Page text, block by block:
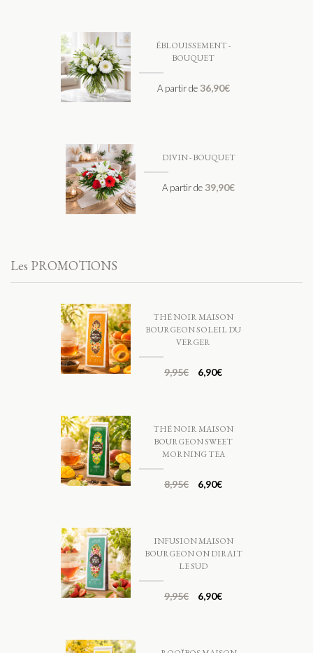
ÉBLOUISSEMENT -
BOUQUET
A partir de 36,90€
DIVIN - BOUQUET
A partir de39,90€
Les PROMOTIONS
THÉ NOIR MAISON
BOURGEON SOLEIL DU
VERGER
9,95€ 6,90€
THÉ NOIR MAISON
BOURGEON SWEET
MORNING TEA
8,95€ 6,90€
INFUSION MAISON
BOURGEON ON DIRAIT
LE SUD
9,95€ 6,90€